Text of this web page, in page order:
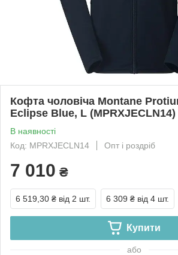
Кофта чоловіча Montane
Eclipse Blue, L (MPRXJECLN14)
В наявності
Код: MPRXJECLN14
Опт і роздріб
7 010 ₴
6 519,30 ₴ від 2 шт. 6 309 ₴ від 4 шт.
Купити
або